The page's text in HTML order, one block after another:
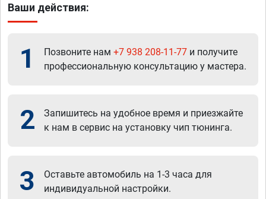
Ваши действия:
1 Позвоните нам +7 938 208-11-77 и получите
профессиональную консультацию у мастера.
2
Запишитесь на удобное время и приезжайте
к нам в сервис на установку чип тюнинга.
3
Оставьте автомобиль на 1-3 часа для
индивидуальной настройки.